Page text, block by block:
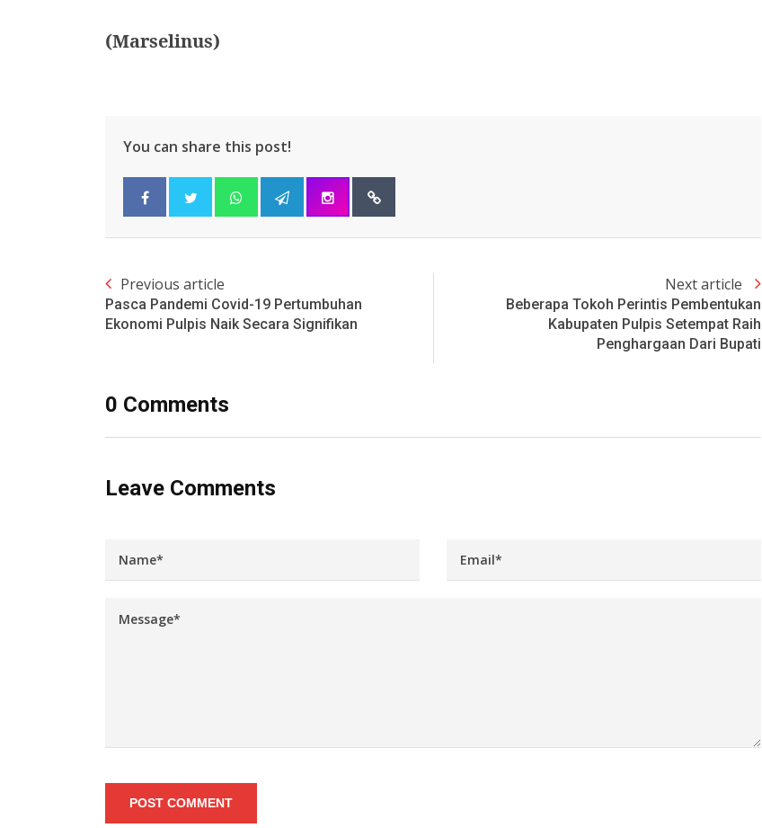
(Marselinus)
You can share this post!
Previous article
Pasca Pandemi Covid-19 Pertumbuhan
Ekonomi Pulpis Naik Secara Signifikan
Next article
Beberapa Tokoh Perintis Pembentukan
Kabupaten Pulpis Setempat Raih
Penghargaan Dari Bupati
0 Comments
Leave Comments
POST COMMENT